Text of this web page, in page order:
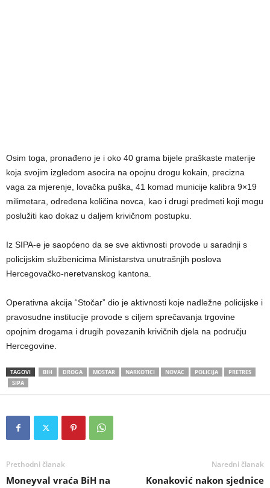
Osim toga, pronađeno je i oko 40 grama bijele praškaste materije
koja svojim izgledom asocira na opojnu drogu kokain, precizna
vaga za mjerenje, lovačka puška, 41 komad municije kalibra 9×19
milimetara, određena količina novca, kao i drugi predmeti koji mogu
poslužiti kao dokaz u daljem krivičnom postupku.
Iz SIPA-e je saopćeno da se sve aktivnosti provode u saradnji s
policijskim službenicima Ministarstva unutrašnjih poslova
Hercegovačko-neretvanskog kantona.
Operativna akcija “Stočar” dio je aktivnosti koje nadležne policijske i
pravosudne institucije provode s ciljem sprečavanja trgovine
opojnim drogama i drugih povezanih krivičnih djela na području
Hercegovine.
TAGOVI BIH DROGA MOSTAR NARKOTICI NOVAC POLICIJA
PRETRES
SIPA
Prethodni članak
Moneyval vraća BiH na
Naredni članak
Konaković nakon sjednice